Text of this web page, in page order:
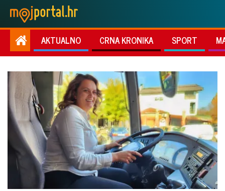
AKTUALNO CRNA KRONIKA SPORT